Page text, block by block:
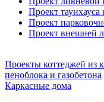
Проект таунхауса
Проект
Проект внешней
Проекты коттеджей из
пеноблока и газобетона
Каркасные дома